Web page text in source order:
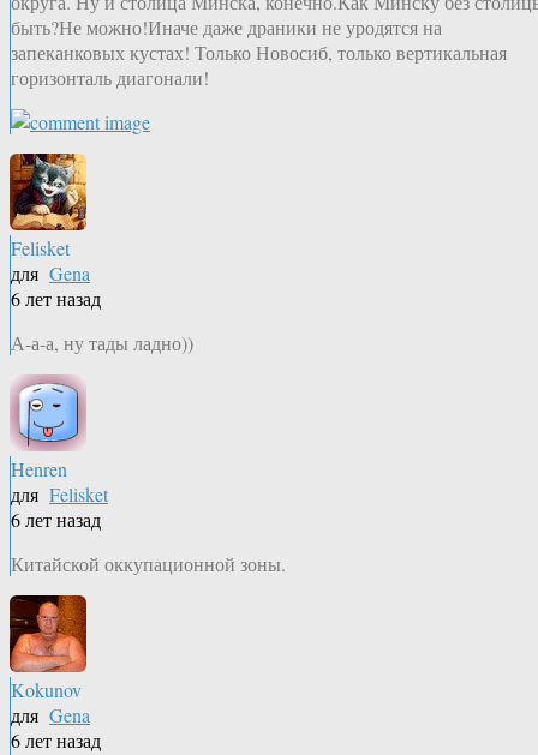
быть?Не можно!Иначе даже драники не уродятся на
запеканковых кустах! Только Новосиб, только вертикальная
горизонталь диагонали!
Felisket
для Gena
6 лет назад
А-а-а, ну тады ладно))
Henren
для Felisket
6 лет назад
Китайской оккупационной зоны.
Kokunov
для Gena
6 лет назад